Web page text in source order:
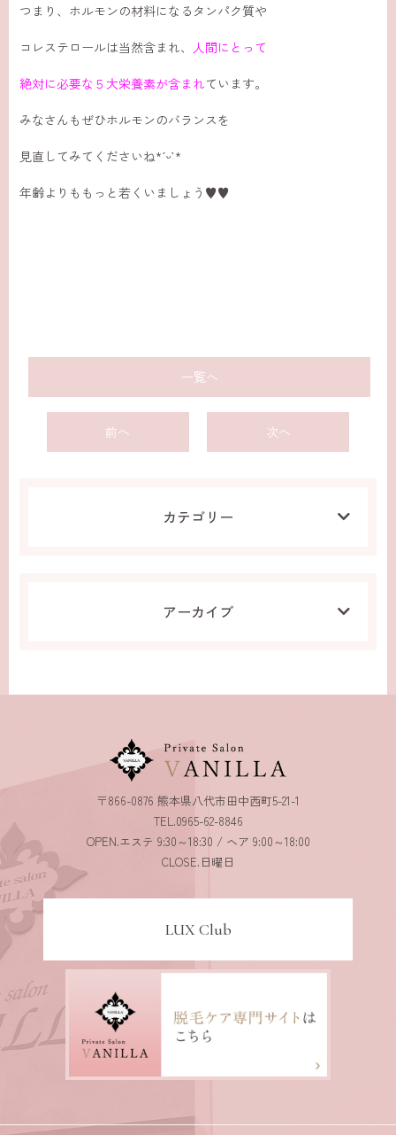
つまり、ホルモンの材料になるタンパク質や
コレステロールは当然含まれ、 人間にとって
絶対に必要な５大栄養素が含まれています。
みなさんもぜひホルモンのバランスを
見直してみてくださいね‪*ˊᵕˋ*
年齢よりももっと若くいましょう♥️♥️
前へ
一覧へ
次へ
カテゴリー
アーカイブ
〒866-0876 熊本県八代市田中西町5-21-1
TEL.0965-62-8846
OPEN.エステ 9:30～18:30 / ヘア 9:00～18:00
CLOSE.日曜日
LUX Club